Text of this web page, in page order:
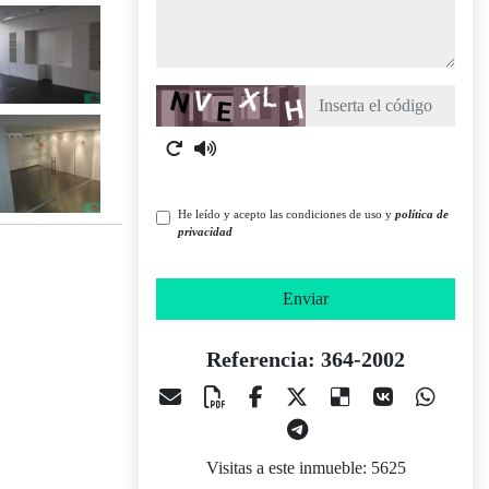
Captcha
He leído y acepto las condiciones de uso y política de
privacidad
Enviar
Referencia: 364-2002
Visitas a este inmueble: 5625